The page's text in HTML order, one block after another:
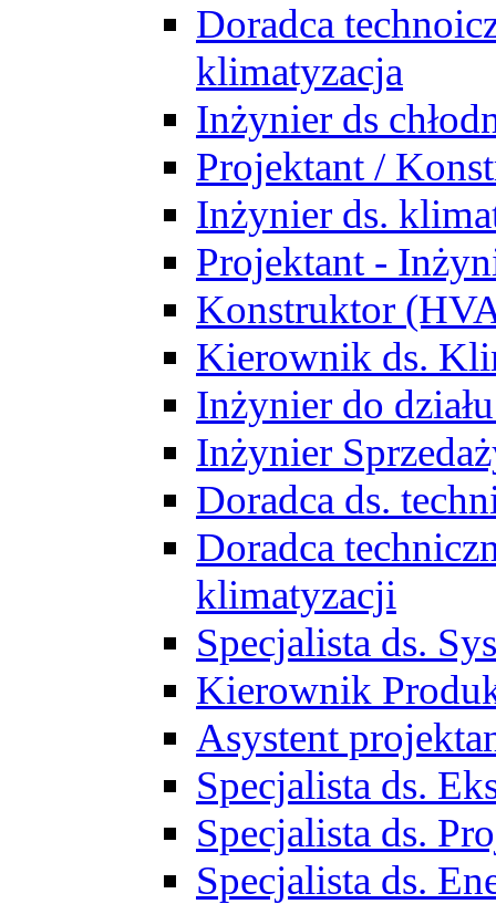
Doradca
klimatyzacja
Inżynier ds
Projektant /
Inżynier ds.
Projektant -
Konstruktor
Kierownik ds.
Inżynier do
Inżynier
Doradca ds.
Doradca
klimatyzacji
Specjalista ds.
Kierownik
Asystent
Specjalista ds.
Specjalista ds.
Specjalista ds.